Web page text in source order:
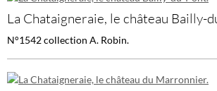
La Chataigneraie, le château Bailly-
N°1542 collection A. Robin.